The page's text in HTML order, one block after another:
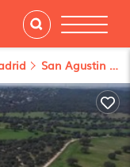
San Agustin del Guadalix